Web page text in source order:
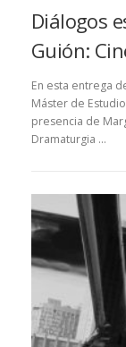
Diálogos
Guión:
En esta entrega
Máster de
presencia de
Dramaturgia …